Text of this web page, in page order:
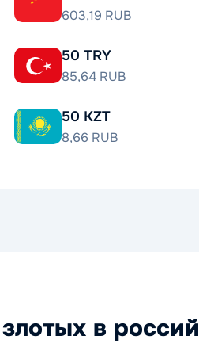
603,19 RUB
50 TRY
85,64 RUB
50 KZT
8,66 RUB
в